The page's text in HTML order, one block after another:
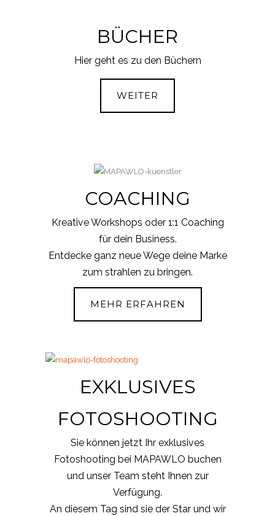
BÜCHER
Hier geht es zu den Büchern
WEITER
COACHING
Kreative Workshops oder 1:1 Coaching
für dein Business.
Entdecke ganz neue Wege deine Marke
zum strahlen zu bringen.
MEHR ERFAHREN
EXKLUSIVES
FOTOSHOOTING
Sie können jetzt Ihr exklusives
Fotoshooting bei MAPAWLO buchen
und unser Team steht Ihnen zur
Verfügung.
An diesem Tag sind sie der Star und wir